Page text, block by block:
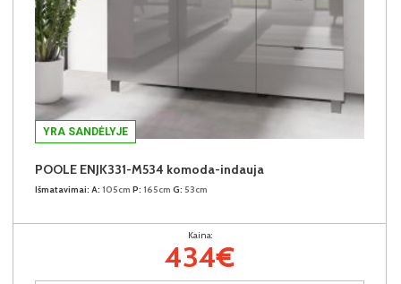
YRA SANDĖLYJE
POOLE ENJK331-M534 komoda-indauja
Išmatavimai: A: 105cm P: 165cm G: 53cm
Kaina:
434€